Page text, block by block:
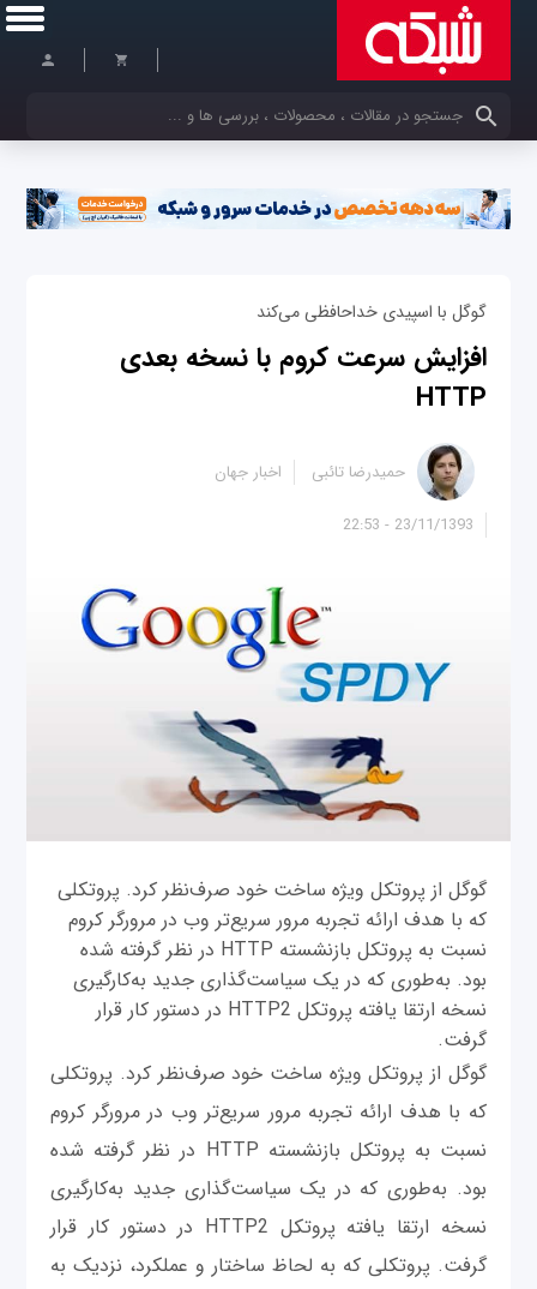
کلمات کلیدی خود را وارد کنید
گوگل با اسپیدی خداحافظی می‌کند
افزایش سرعت کروم با نسخه بعدی
HTTP
23/11/1393 - 22:53
حمیدرضا تائبی اخبار جهان
گوگل از پروتکل ویژه ساخت خود صرف‌نظر کرد. پروتکلی
که با هدف ارائه تجربه مرور سریع‌تر وب در مرورگر کروم
نسبت به پروتکل بازنشسته HTTP در نظر گرفته شده
بود. به‌طوری که در یک سیاست‌گذاری جدید به‌کارگیری
نسخه ارتقا یافته پروتکل HTTP2 در دستور کار قرار
گرفت.
گوگل از پروتکل ویژه ساخت خود صرف‌نظر کرد. پروتکلی
که با هدف ارائه تجربه مرور سریع‌تر وب در مرورگر کروم
نسبت به پروتکل بازنشسته HTTP در نظر گرفته شده
بود. به‌طوری که در یک سیاست‌گذاری جدید به‌کارگیری
نسخه ارتقا یافته پروتکل HTTP2 در دستور کار قرار
گرفت. پروتکلی که به لحاظ ساختار و عملکرد، نزدیک به